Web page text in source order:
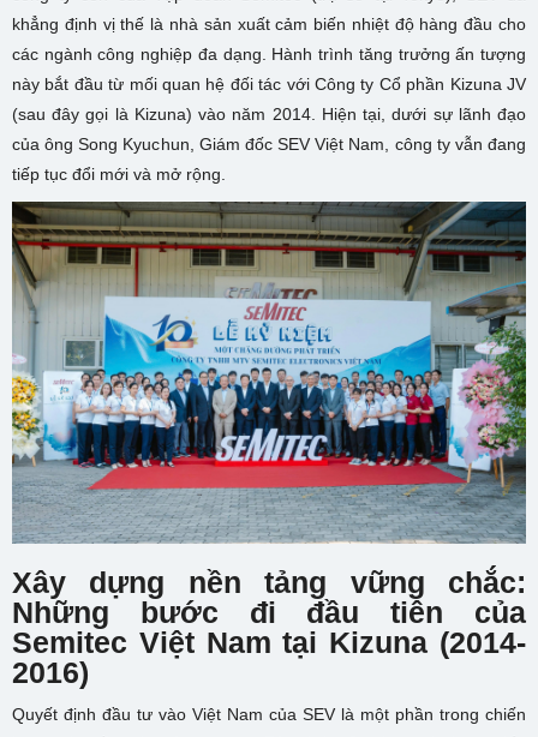
khẳng định vị thế là nhà sản xuất cảm biến nhiệt độ hàng đầu cho
các ngành công nghiệp đa dạng. Hành trình tăng trưởng ấn tượng
này bắt đầu từ mối quan hệ đối tác với Công ty Cổ phần Kizuna JV
(sau đây gọi là Kizuna) vào năm 2014. Hiện tại, dưới sự lãnh đạo
của ông Song Kyuchun, Giám đốc SEV Việt Nam, công ty vẫn đang
tiếp tục đổi mới và mở rộng.
Xây dựng nền tảng vững chắc:
Những bước đi đầu tiên của
Semitec Việt Nam tại Kizuna (2014-
2016)
Quyết định đầu tư vào Việt Nam của SEV là một phần trong chiến